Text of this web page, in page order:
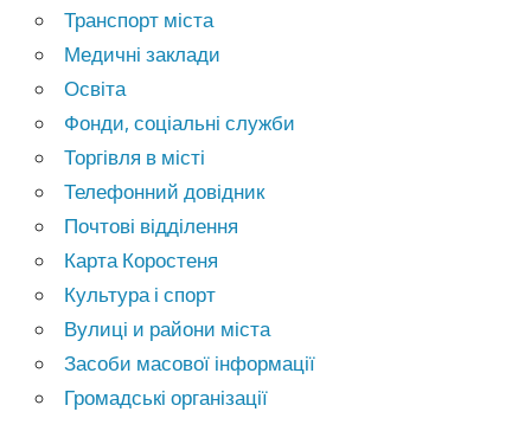
Транспорт міста
Медичні заклади
Освіта
Фонди, соціальні служби
Торгівля в місті
Телефонний довідник
Почтові відділення
Карта Коростеня
Культура і спорт
Вулиці и райони міста
Засоби масової інформації
Громадські організації